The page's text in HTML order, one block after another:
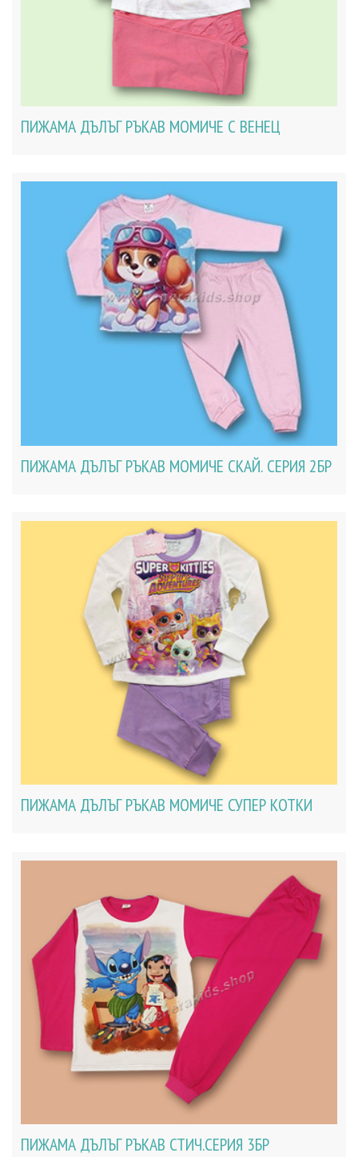
ПИЖАМА ДЪЛЪГ РЪКАВ МОМИЧЕ С ВЕНЕЦ
ПИЖАМА ДЪЛЪГ РЪКАВ МОМИЧЕ СКАЙ. СЕРИЯ 2БР
ПИЖАМА ДЪЛЪГ РЪКАВ МОМИЧЕ СУПЕР КОТКИ
ПИЖАМА ДЪЛЪГ РЪКАВ СТИЧ.СЕРИЯ 3БР